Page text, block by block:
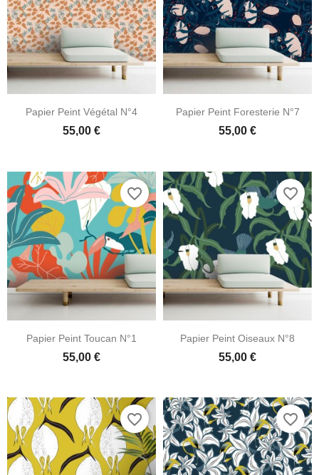
Papier Peint Végétal N°4
55,00 €
Papier Peint Foresterie N°7
55,00 €
Papier Peint Toucan N°1
55,00 €
favorite_border
Papier Peint Oiseaux N°8
55,00 €
favorite_border
favorite_border favorite_border